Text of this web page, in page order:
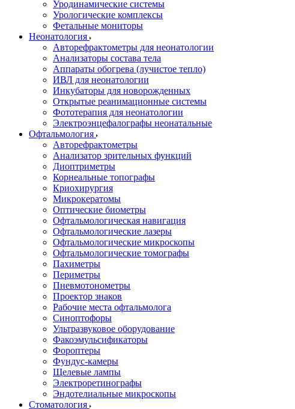
Уродинамические системы
Урологические комплексы
Фетальные мониторы
Неонатология
Авторефрактометры для неонатологии
Анализаторы состава тела
Аппараты обогрева (лучистое тепло)
ИВЛ для неонатологии
Инкубаторы для новорожденных
Открытые реанимационные системы
Фототерапия для неонатологии
Электроэнцефалографы неонатальные
Офтальмология
Авторефрактометры
Анализатор зрительных функций
Диоптриметры
Корнеальные топографы
Криохирургия
Микрокератомы
Оптические биометры
Офтальмологическая навигация
Офтальмологические лазеры
Офтальмологические микроскопы
Офтальмологические томографы
Пахиметры
Периметры
Пневмотонометры
Проектор знаков
Рабочие места офтальмолога
Синоптофоры
Ультразвуковое оборудование
Факоэмульсификаторы
Фороптеры
Фундус-камеры
Щелевые лампы
Электроретинографы
Эндотелиальные микроскопы
Стоматология